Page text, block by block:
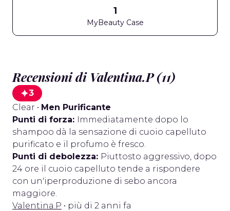
1
MyBeauty Case
Recensioni di Valentina.P (11)
3
Clear • Men Purificante
Punti di forza: Immediatamente dopo lo
shampoo dà la sensazione di cuoio capelluto
purificato e il profumo è fresco.
Punti di debolezza: Piuttosto aggressivo, dopo
24 ore il cuoio capelluto tende a rispondere
con un'iperproduzione di sebo ancora
maggiore.
Valentina.P • più di 2 anni fa